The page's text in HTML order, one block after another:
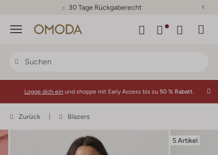
30 Tage Rückgaberecht
Menü
Logge dich ein und shoppe mit Early Access bis zu 50 % Rabatt.
Zurück Blazers
5 Artikel